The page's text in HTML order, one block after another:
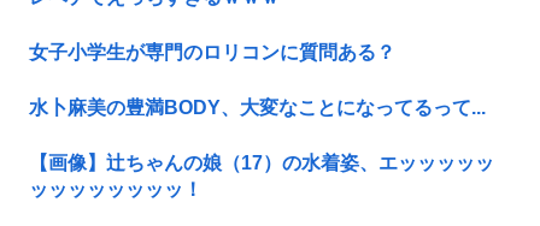
女子小学生が専門のロリコンに質問ある？
水卜麻美の豊満BODY、大変なことになってるって...
【画像】辻ちゃんの娘（17）の水着姿、エッッッッッ
ッッッッッッッッ！